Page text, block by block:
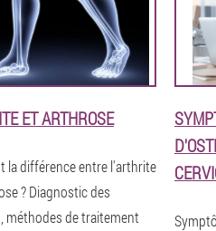
ET ARTHROSE
la différence entre l'arthrite
? Diagnostic des
méthodes de traitement